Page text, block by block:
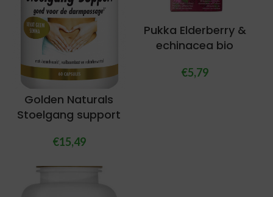
Golden Naturals
Stoelgang support
€15,49
Pukka Elderberry &
echinacea bio
€5,79